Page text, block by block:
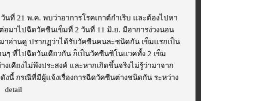
ที่ 21 พ.ค. พบว่าอาการโรคเกาต์กำเริบ และต้องไปหา
มาไปฉีดวัคซีนเข็มที่ 2 วันที่ 11 มิ.ย. มีอาการง่วงนอน
อ่านดู ปรากฏว่าได้รับวัคซีนคนละชนิดกัน เข็มแรกเป็น
ๆ ที่ไปฉีดวันเดียวกัน ก็เป็นวัคซีนซิโนแวคทั้ง 2 เข็ม
เคียงไม่พึงประสงค์ และหากเกิดขึ้นจริงไม่รู้ว่ามาจาก
งนี้ กรณีที่มีผู้แจ้งเรื่องการฉีดวัคซีนต่างชนิดกัน ระหว่าง
detail